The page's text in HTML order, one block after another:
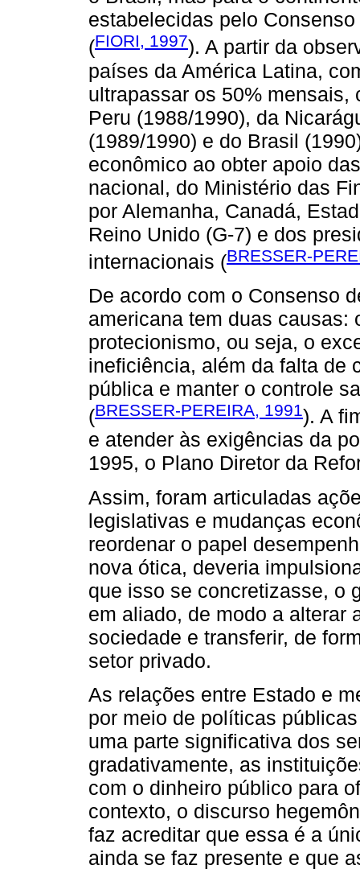
estabelecidas pelo
(FIORI, 1997). A partir da
países da América Latina,
ultrapassar os 50%
Peru (1988/1990), da
(1989/1990) e do Brasil
econômico ao obter apoio
nacional, do Ministério das
por Alemanha, Canadá,
Reino Unido (G-7) e dos
internacionais (BRESSER-
De acordo com o Consenso
americana tem duas causas:
protecionismo, ou seja, o
ineficiência, além da falta de
pública e manter o controle
(BRESSER-PEREIRA, 1991). A
e atender às exigências da
1995, o Plano Diretor da
Assim, foram articuladas
legislativas e mudanças
reordenar o papel
nova ótica, deveria
que isso se concretizasse, o
em aliado, de modo a alterar
sociedade e transferir, de
setor privado.
As relações entre Estado e
por meio de políticas
uma parte significativa dos
gradativamente, as
com o dinheiro público para
contexto, o discurso
faz acreditar que essa é a
ainda se faz presente e que